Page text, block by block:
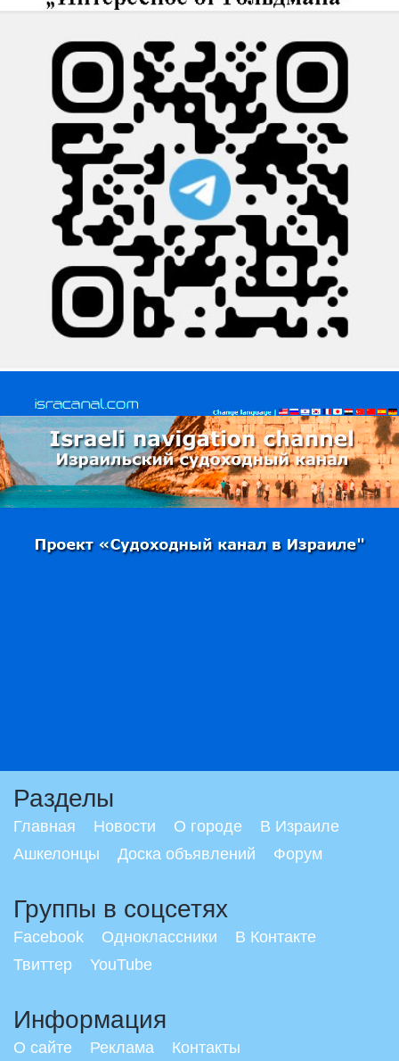
Разделы
Главная Новости О городе
В Израиле
Ашкелонцы
Доска объявлений Форум
Группы в соцсетях
Facebook Одноклассники
В Контакте
Твиттер
YouTube
Информация
О сайте Реклама Контакты